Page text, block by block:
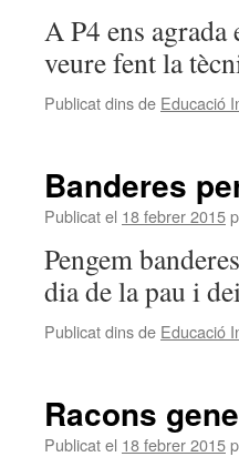
A P4 ens
veure fent la
Publicat dins de Educació
Banderes
Publicat el 18 febrer 2015
Pengem
dia de la pau i
Publicat dins de Educació
Racons
Publicat el 18 febrer 2015